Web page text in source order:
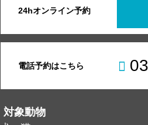
24hオンライン予約
電話予約はこちら
対象動物